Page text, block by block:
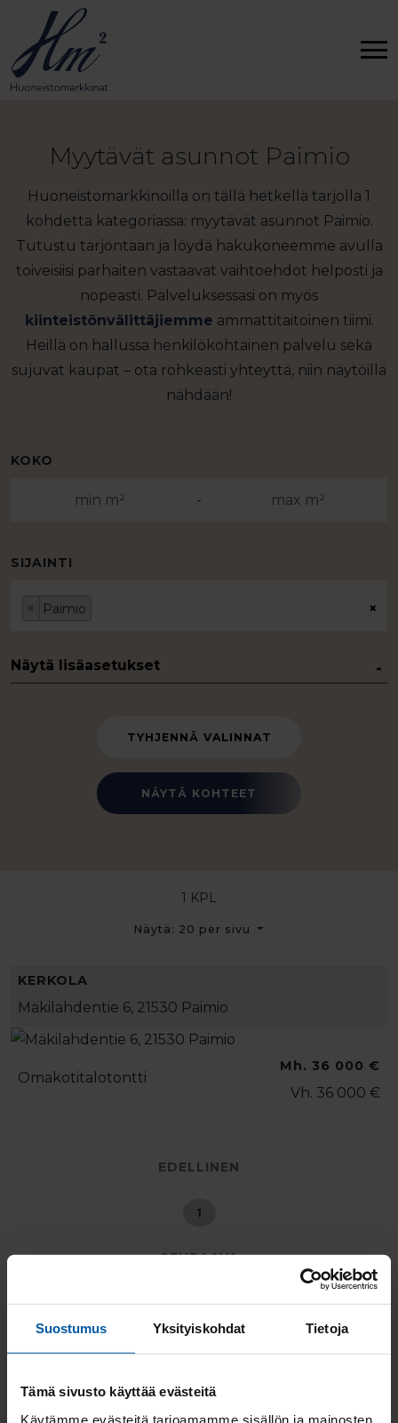
Suostumus Yksityiskohdat Tietoja
Tämä sivusto käyttää evästeitä
Käytämme evästeitä tarjoamamme sisällön ja mainosten
Myytävät asunnot Paimio
Huoneistomarkkinoilla on tällä hetkellä tarjolla 1
kohdetta kategoriassa: myytävät asunnot Paimio.
Tutustu tarjontaan ja löydä hakukoneemme avulla
toiveisiisi parhaiten vastaavat vaihtoehdot helposti ja
nopeasti. Palveluksessasi on myös
kiinteistönvälittäjiemme ammattitaitoinen tiimi.
Heillä on hallussa henkilökohtainen palvelu sekä
sujuvat kaupat – ota rohkeasti yhteyttä, niin näytöillä
nähdään!
KOKO
-
SIJAINTI
×
Paimio
Näytä lisäasetukset
TYHJENNÄ VALINNAT
NÄYTÄ KOHTEET
1 KPL
Näytä: 20 per sivu
KERKOLA
Mäkilahdentie 6, 21530 Paimio
Omakotitalotontti
Mh. 36 000 €
Vh. 36 000 €
EDELLINEN
1
SEURAAVA
Löydä myytävät asunnot
kaupungeittain:
Myytävät asunnot Riihikoski
Myytävät asunnot Oripää